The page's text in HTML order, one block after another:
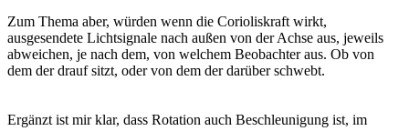
Zum Thema aber, würden wenn die Corioliskraft wirkt,
ausgesendete Lichtsignale nach außen von der Achse aus, jeweils
abweichen, je nach dem, von welchem Beobachter aus. Ob von
dem der drauf sitzt, oder von dem der darüber schwebt.
Ergänzt ist mir klar, dass Rotation auch Beschleunigung ist, im